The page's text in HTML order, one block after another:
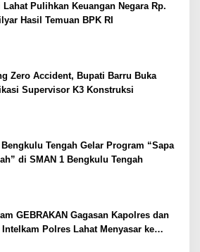
Lahat Pulihkan Keuangan Negara Rp.
Hasil Temuan BPK RI
Zero Accident, Bupati Barru Buka
Supervisor K3 Konstruksi
Tengah Gelar Program “Sapa
di SMAN 1 Bengkulu Tengah
GEBRAKAN Gagasan Kapolres dan
Intelkam Polres Lahat Menyasar ke